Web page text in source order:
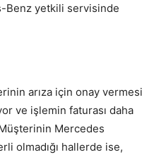
Benz yetkili servisinde
arıza için onay vermesi
ve işlemin faturası daha
Mercedes
olmadığı hallerde ise,